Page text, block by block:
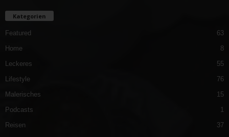
Kategorien
Featured
63
Home
8
Leckeres
55
Lifestyle
76
Malerisches
15
Podcasts
1
Reisen
37